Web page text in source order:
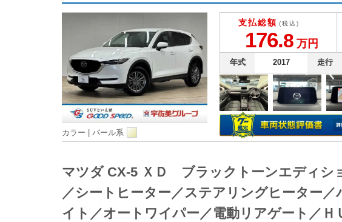
カラー | パール系
支払総額 (税込)
176.8 万円
年式 2017 走行
マツダ CX-5 ＸＤ ブラックトーンエディシ
／シートヒーター／ステアリングヒーター
イト／オートワイパー／電動リアゲート／Ｈ